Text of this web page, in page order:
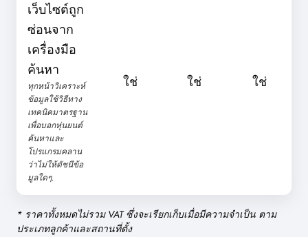
เว็บไซต์ถูก
ซ่อนจาก
เครื่องมือ
ค้นหา
ทุกหน้าวิเคราะห์
ข้อมูลใช้วิธีทาง
เทคนิคมาตรฐาน
เพื่อบอกหุ่นยนต์
ค้นหาและ
โปรแกรมคลาน
ว่าไม่ให้ดัชนีข้อ
มูลใดๆ.
ใช่ ใช่ ใช่
* ราคาทั้งหมดไม่รวม VAT ซึ่งจะเรียกเก็บเมื่อมีความจำเป็น ตาม
ประเภทลูกค้าและสถานที่ตั้ง